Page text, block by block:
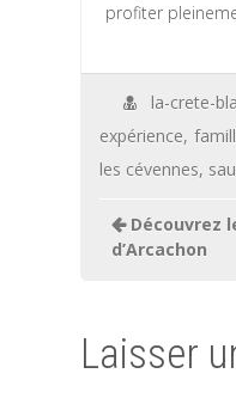
profiter
la-crete-
expérience,
les cévennes,
Navigation
de
Découvrez
d’Arcachon
Laisser